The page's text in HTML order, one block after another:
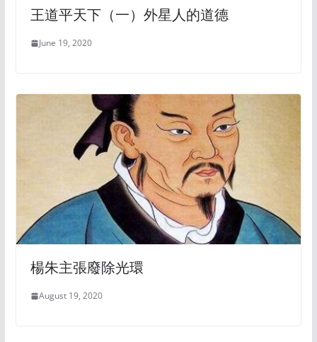
王道平天下（一）外星人的道德
June 19, 2020
楊朱主張廢除光環
August 19, 2020